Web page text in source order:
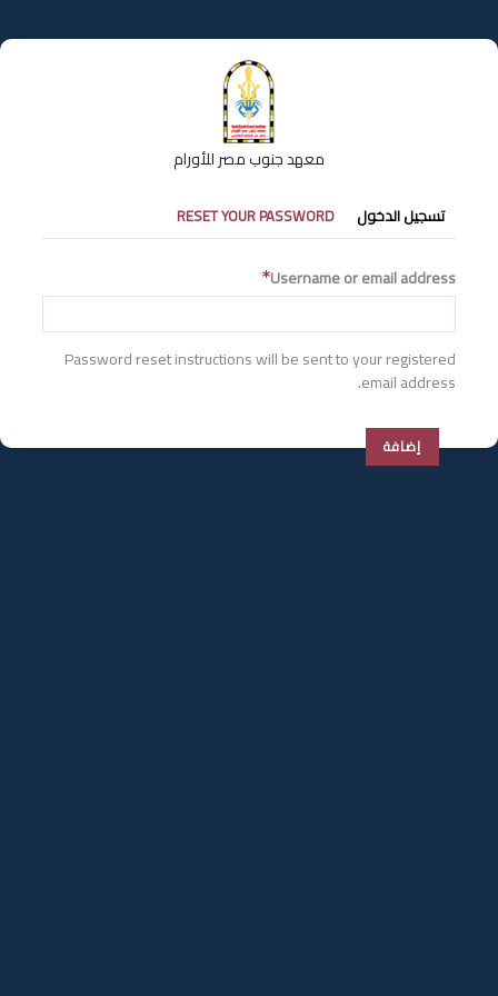
إلى
المحتوى
معهد جنوب مصر للأورام
التبويبات
الأساسية
تسجيل الدخول RESET YOUR PASSWORD
Username or email address
Password reset instructions will be sent to your registered
email address.